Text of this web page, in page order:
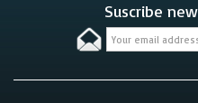
Suscribe